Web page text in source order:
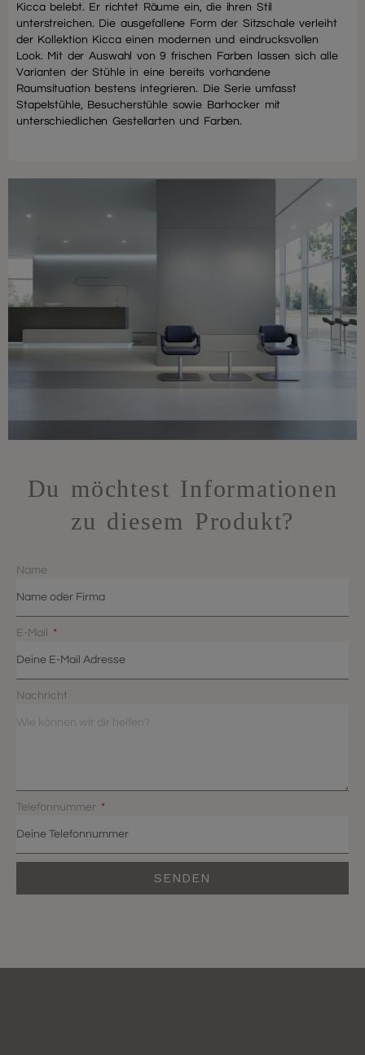
Kicca belebt. Er richtet Räume ein, die ihren Stil
unterstreichen. Die ausgefallene Form der Sitzschale verleiht
der Kollektion Kicca einen modernen und eindrucksvollen
Look. Mit der Auswahl von 9 frischen Farben lassen sich alle
Varianten der Stühle in eine bereits vorhandene
Raumsituation bestens integrieren. Die Serie umfasst
Stapelstühle, Besucherstühle sowie Barhocker mit
unterschiedlichen Gestellarten und Farben.
Du möchtest Informationen
zu diesem Produkt?
Name
E-Mail
Nachricht
Telefonnummer
SENDEN